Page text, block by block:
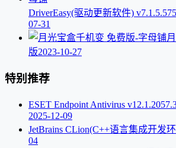
DriverEasy(驱动更新软件)
07-31
版2023-10-27
特别推荐
ESET Endpoint Antivirus
2025-12-09
JetBrains CLion(C++语言集成开发
04